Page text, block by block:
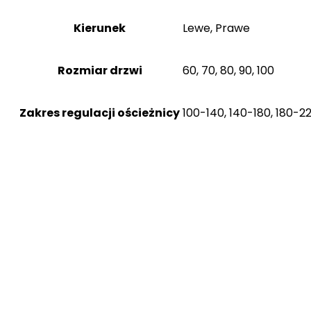
Kierunek Lewe, Prawe
Rozmiar drzwi 60, 70, 80, 90, 100
Zakres regulacji ościeżnicy100-140, 140-180, 180-